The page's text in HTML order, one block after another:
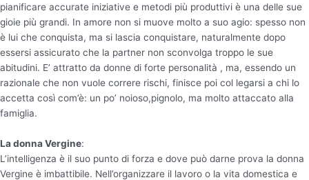
pianificare accurate iniziative e metodi più produttivi è una delle sue
gioie più grandi. In amore non si muove molto a suo agio: spesso non
è lui che conquista, ma si lascia conquistare, naturalmente dopo
essersi assicurato che la partner non sconvolga troppo le sue
abitudini. E’ attratto da donne di forte personalità , ma, essendo un
razionale che non vuole correre rischi, finisce poi col legarsi a chi lo
accetta così com’è: un po’ noioso,pignolo, ma molto attaccato alla
famiglia.
La donna Vergine:
L’intelligenza è il suo punto di forza e dove può darne prova la donna
Vergine è imbattibile. Nell’organizzare il lavoro o la vita domestica e